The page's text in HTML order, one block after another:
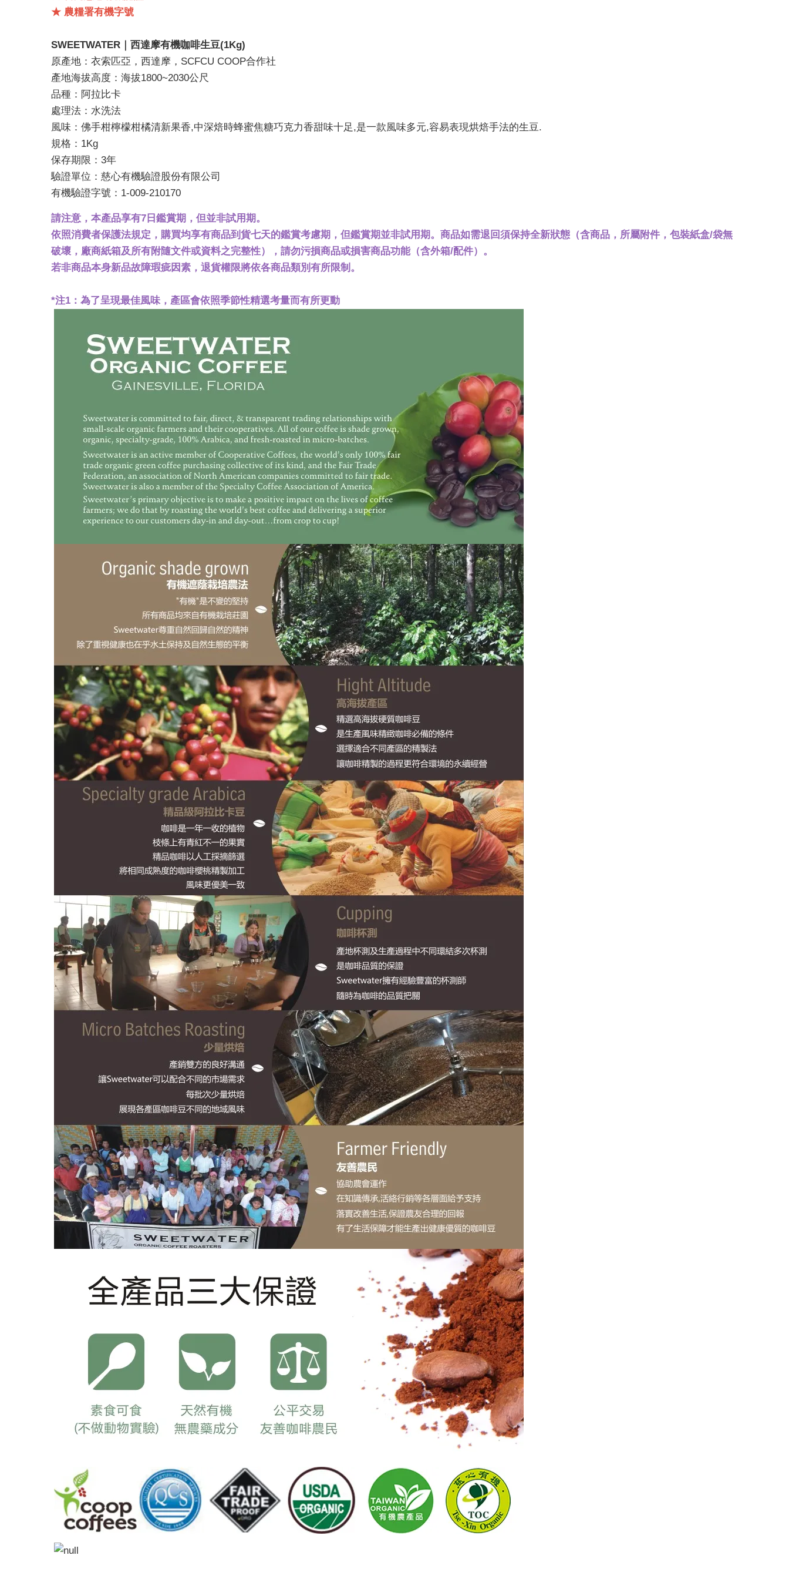
★ 農糧署有機字號
SWEETWATER｜西達摩有機咖啡生豆(1Kg)
原產地：衣索匹亞，西達摩，SCFCU COOP合作社
產地海拔高度：海拔1800~2030公尺
品種：阿拉比卡
處理法：水洗法
風味：佛手柑檸檬柑橘清新果香,中深焙時蜂蜜焦糖巧克力香甜味十足,是一款風味多元,容易表現烘焙手法的生豆.
規格：1Kg
保存期限：3年
驗證單位：慈心有機驗證股份有限公司
有機驗證字號：1-009-210170
請注意，本產品享有7日鑑賞期，但並非試用期。
依照消費者保護法規定，購買均享有商品到貨七天的鑑賞考慮期，但鑑賞期並非試用期。商品如需退回須保持全新狀態（含商品，所屬附件，包裝紙盒/袋無
破壞，廠商紙箱及所有附隨文件或資料之完整性），請勿污損商品或損害商品功能（含外箱/配件）。
若非商品本身新品故障瑕疵因素，退貨權限將依各商品類別有所限制。
*注1：為了呈現最佳風味，產區會依照季節性精選考量而有所更動